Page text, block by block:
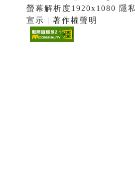
螢幕解析度1920x1080 隱
宣示 | 著作權聲明